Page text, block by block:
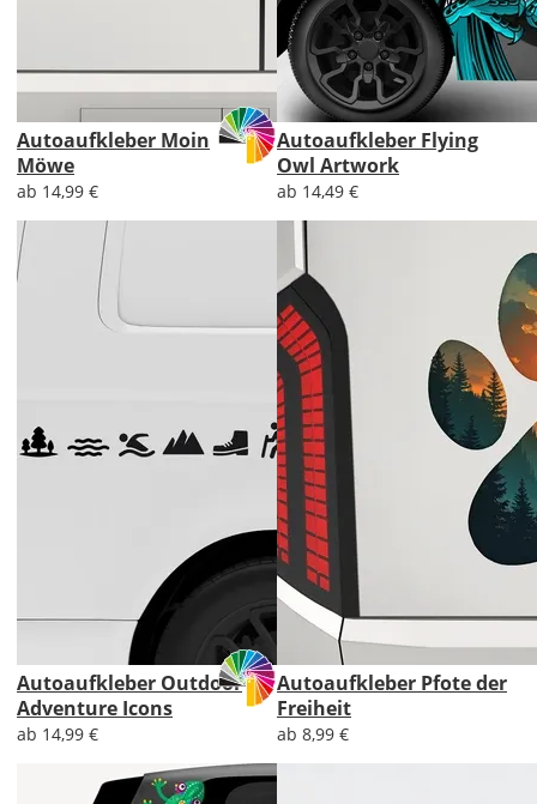
Autoaufkleber Moin
Möwe
ab 14,99 €
Autoaufkleber Flying
Owl Artwork
ab 14,49 €
Autoaufkleber Outdoor
Adventure Icons
ab 14,99 €
Autoaufkleber Pfote der
Freiheit
ab 8,99 €